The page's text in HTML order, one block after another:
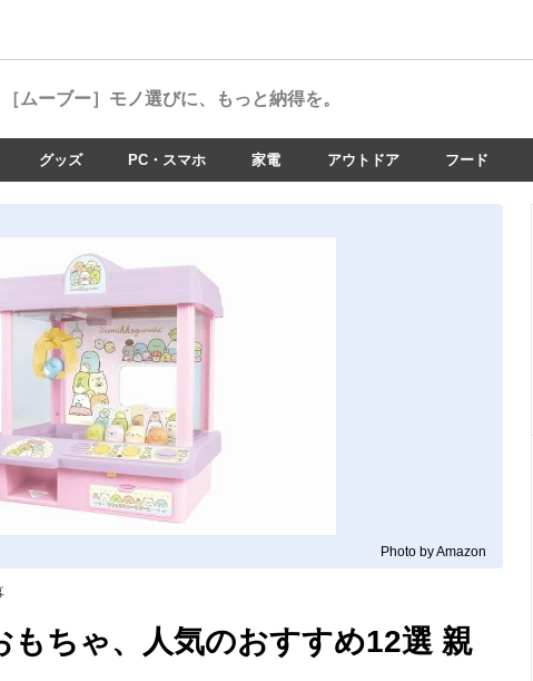
［ムーブー］ モノ選びに、もっと納得を。
グッズ PC・スマホ 家電 アウトドア フード
Photo by Amazon
ちゃ、人気のおすすめ12選 親